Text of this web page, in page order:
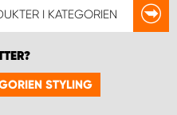
I KATEGORIEN
STYLING